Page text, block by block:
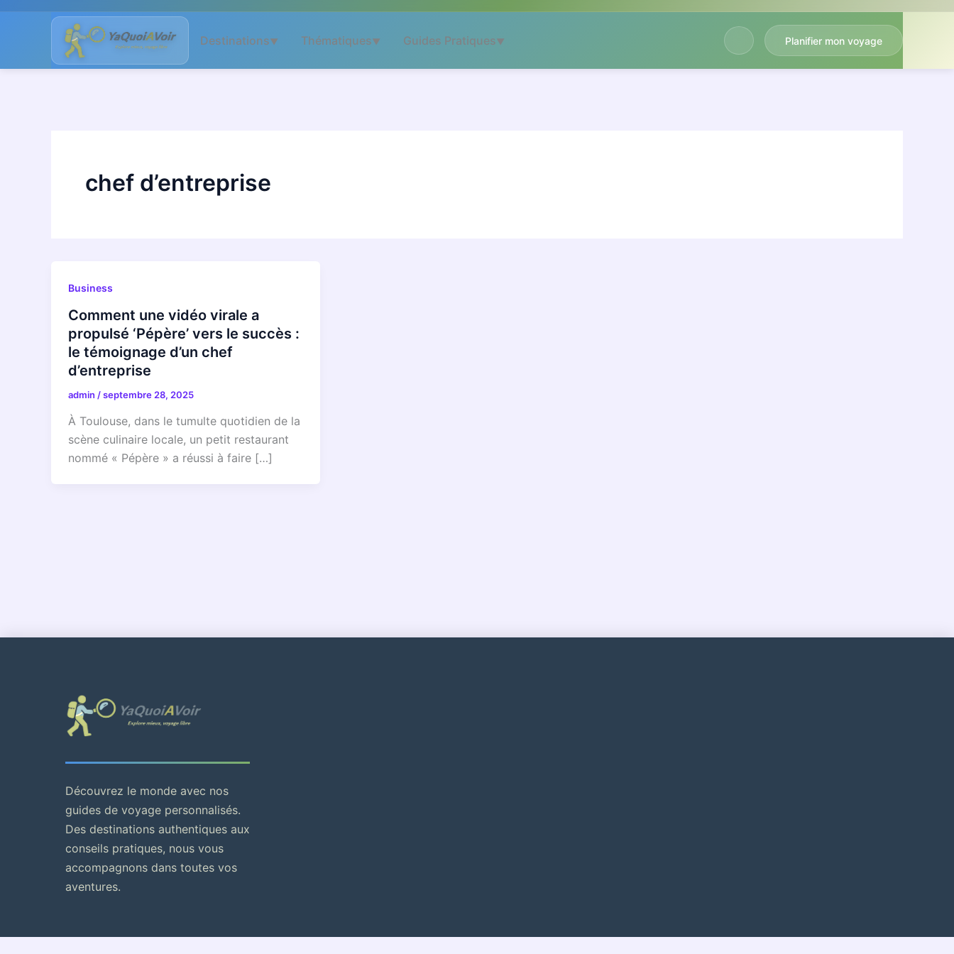
Aller
Destinations▼ Thématiques▼ Guides Pratiques ▼ Planifier mon voyage
chef d’entreprise
Business
Comment une vidéo virale a
propulsé ‘Pépère’ vers le succès :
le témoignage d’un chef
d’entreprise
admin /septembre 28, 2025
À Toulouse, dans le tumulte quotidien de la
scène culinaire locale, un petit restaurant
nommé « Pépère » a réussi à faire […]
Découvrez le monde avec nos
guides de voyage personnalisés.
Des destinations authentiques aux
conseils pratiques, nous vous
accompagnons dans toutes vos
aventures.